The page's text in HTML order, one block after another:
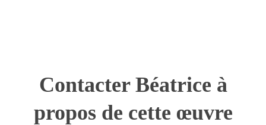
Contacter Béatrice à
propos de cette œuvre